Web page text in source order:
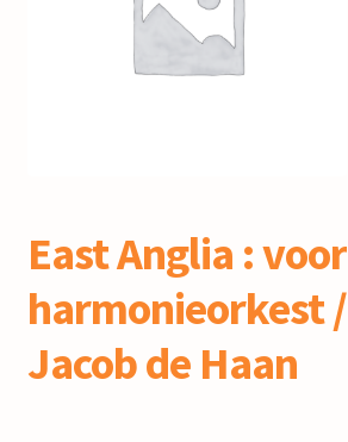
East Anglia : voor
harmonieorkest /
Jacob de Haan